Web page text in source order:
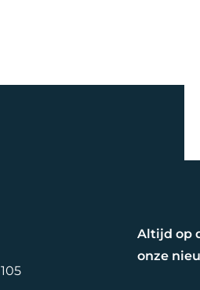
Altijd op
onze